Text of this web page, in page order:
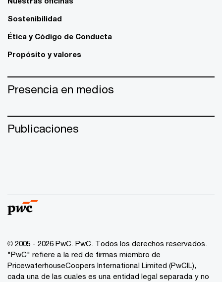
Sostenibilidad
Ética y Código de Conducta
Propósito y valores
Presencia en medios
Publicaciones
© 2005 - 2026 PwC. PwC. Todos los derechos reservados.
"PwC" refiere a la red de firmas miembro de
PricewaterhouseCoopers International Limited (PwCIL),
cada una de las cuales es una entidad legal separada y no